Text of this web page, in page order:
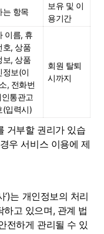
는 항목
보유 및 이
용기간
이름, 휴
호, 상품
보, 상품
정보(이
, 전화번
통관고
(입력시)
회원 탈퇴
시까지
거부할 권리가 있습
우 서비스 이용에 제
는 개인정보의 처리
고 있으며, 관계 법
전하게 관리될 수 있